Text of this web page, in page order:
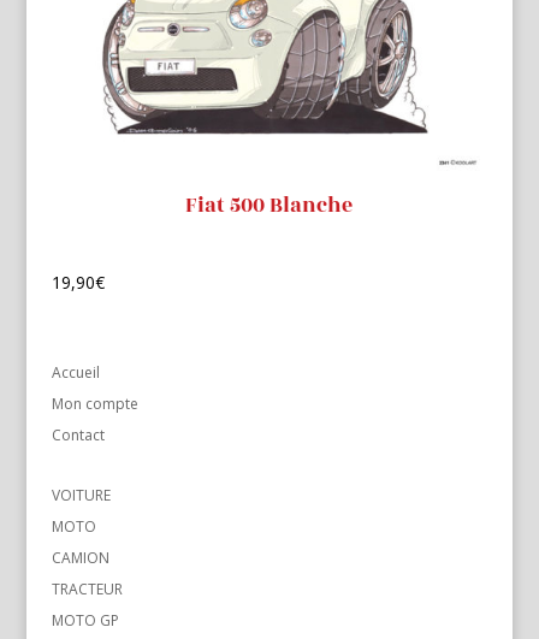
Fiat 500 Blanche
19,90€
Accueil
Mon compte
Contact
VOITURE
MOTO
CAMION
TRACTEUR
MOTO GP